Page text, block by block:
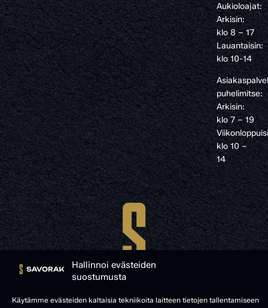
Hallinnoi evästeiden
suostumusta
Käytämme evästeiden kaltaisia tekniikoita laitteen tietojen tallentamiseen
Aukioloajat:
Arkisin:
klo 8 – 17
Lauantaisin:
klo 10-14
puhelimitse:
Arkisin:
klo 7 – 19
klo 10 –
14